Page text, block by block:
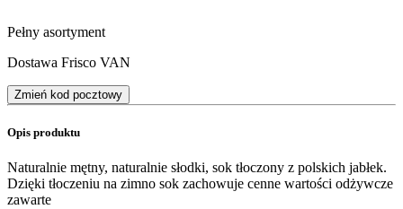
Pełny asortyment
Dostawa Frisco VAN
Zmień kod pocztowy
Opis produktu
Naturalnie mętny, naturalnie słodki, sok tłoczony z polskich jabłek.
Dzięki tłoczeniu na zimno sok zachowuje cenne wartości odżywcze
zawarte